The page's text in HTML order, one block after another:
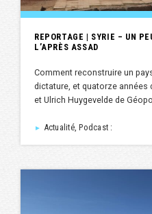
REPORTAGE | SYRIE – UN
L’APRÈS ASSAD
Comment reconstruire un
dictature, et quatorze années
et Ulrich Huygevelde de
► Actualité, Podcast :